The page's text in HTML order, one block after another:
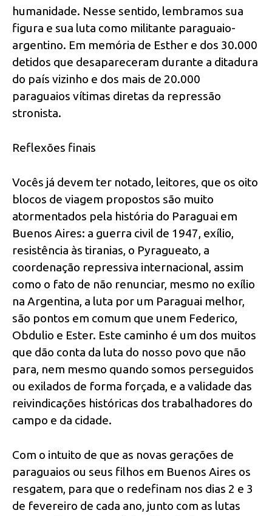
humanidade. Nesse sentido, lembramos sua
figura e sua luta como militante paraguaio-
argentino. Em memória de Esther e dos 30.000
detidos que desapareceram durante a ditadura
do país vizinho e dos mais de 20.000
paraguaios vítimas diretas da repressão
stronista.
Reflexões finais
Vocês já devem ter notado, leitores, que os oito
blocos de viagem propostos são muito
atormentados pela história do Paraguai em
Buenos Aires: a guerra civil de 1947, exílio,
resistência às tiranias, o Pyragueato, a
coordenação repressiva internacional, assim
como o fato de não renunciar, mesmo no exílio
na Argentina, a luta por um Paraguai melhor,
são pontos em comum que unem Federico,
Obdulio e Ester. Este caminho é um dos muitos
que dão conta da luta do nosso povo que não
para, nem mesmo quando somos perseguidos
ou exilados de forma forçada, e a validade das
reivindicações históricas dos trabalhadores do
campo e da cidade.
Com o intuito de que as novas gerações de
paraguaios ou seus filhos em Buenos Aires os
resgatem, para que o redefinam nos dias 2 e 3
de fevereiro de cada ano, junto com as lutas